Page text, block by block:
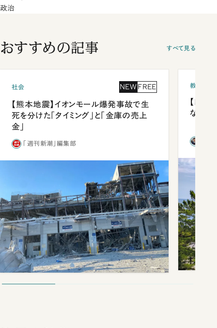
政治
おすすめの記事 すべて見る
社会 NEW FREE
【熊本地震】イオンモール爆発事故で生
死を分けた「タイミング」と「金庫の売上
金」
「週刊新潮」編集部
教育
【四
ながら